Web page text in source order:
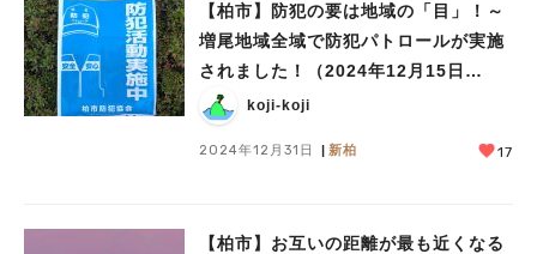
【柏市】防犯の要は地域の「目」！～
増尾地域全域で防犯パトロールが実施
されました！（2024年12月15日
(日)）koji-koji
2024年12月31日 新柏 17
【柏市】お互いの距離が最も近くなる